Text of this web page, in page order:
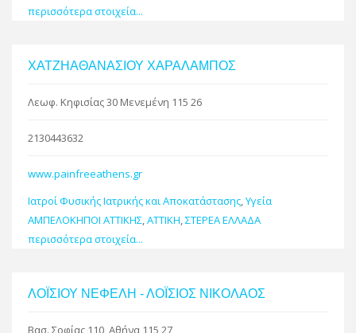
περισσότερα στοιχεία...
ΧΑΤΖΗΑΘΑΝΑΣΙΟΥ ΧΑΡΑΛΑΜΠΟΣ
Λεωφ. Κηφισίας 30 Μενεμένη 115 26
2130443632
www.painfreeathens.gr
Ιατροί Φυσικής Ιατρικής και Αποκατάστασης,Υγεία
ΑΜΠΕΛΟΚΗΠΟΙ ΑΤΤΙΚΗΣ,ΑΤΤΙΚΗ,ΣΤΕΡΕΑ ΕΛΛΑΔΑ
περισσότερα στοιχεία...
ΛΟΪΣΙΟΥ ΝΕΦΕΛΗ - ΛΟΪΣΙΟΣ ΝΙΚΟΛΑΟΣ
Βασ. Σοφίας 110, Αθήνα 115 27